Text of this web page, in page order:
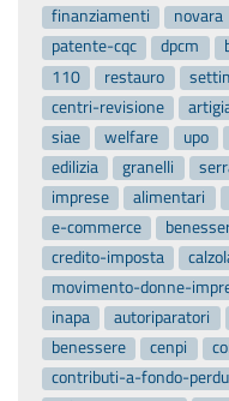
finanziamenti
novara
patente-cqc
dpcm
110
restauro
centri-revisione
siae
welfare upo
edilizia
granelli
imprese
alimentari
e-commerce
credito-imposta
movimento-donne-
inapa
autoriparatori
benessere
cenpi
contributi-a-fondo-